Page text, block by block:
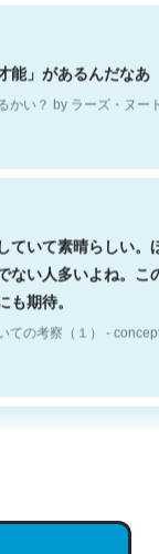
能」があるんだなあ
い？ by ラーズ・ヌート
ていて素晴らしい。
ない人多いよね。
も期待。
ての考察（１） -